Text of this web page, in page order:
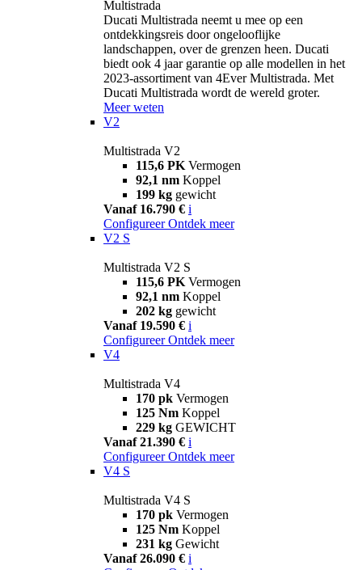
Multistrada
Ducati Multistrada neemt u mee op een
ontdekkingsreis door ongelooflijke
landschappen, over de grenzen heen. Ducati
biedt ook 4 jaar garantie op alle modellen in het
2023-assortiment van 4Ever Multistrada. Met
Ducati Multistrada wordt de wereld groter.
Meer weten
V2
Multistrada V2
115,6 PK Vermogen
92,1 nm Koppel
199 kg gewicht
Vanaf 16.790 € i
Configureer Ontdek meer
V2 S
Multistrada V2 S
115,6 PK Vermogen
92,1 nm Koppel
202 kg gewicht
Vanaf 19.590 € i
Configureer Ontdek meer
V4
Multistrada V4
170 pk Vermogen
125 Nm Koppel
229 kg GEWICHT
Vanaf 21.390 € i
Configureer Ontdek meer
V4 S
Multistrada V4 S
170 pk Vermogen
125 Nm Koppel
231 kg Gewicht
Vanaf 26.090 € i